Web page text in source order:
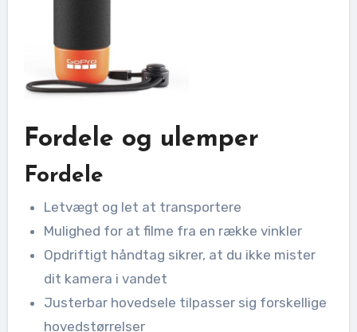
Fordele og ulemper
Fordele
Letvægt og let at transportere
Mulighed for at filme fra en række vinkler
Opdriftigt håndtag sikrer, at du ikke mister
dit kamera i vandet
Justerbar hovedsele tilpasser sig forskellige
hovedstørrelser